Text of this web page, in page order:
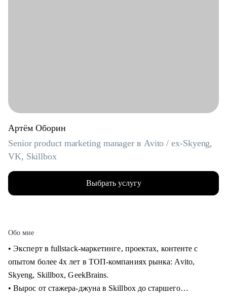
Артём Оборин
Senior product marketing manager в Avito / ex-Skyeng,
VK, Skillbox
Выбрать услугу
Обо мне
• Эксперт в fullstack-маркетинге, проектах, контенте с
опытом более 4х лет в ТОП-компаниях рынка: Avito,
Skyeng, Skillbox, GeekBrains.
• Вырос от стажера-джуна в Skillbox до старшего